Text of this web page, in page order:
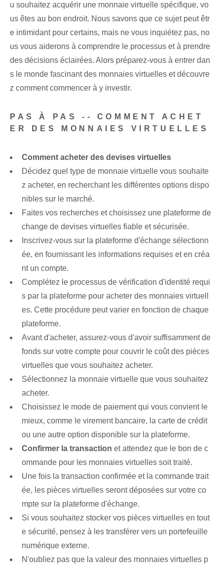
u souhaitez acquérir une monnaie virtuelle spécifique, vo
us êtes au bon endroit. Nous savons que ce sujet peut êtr
e intimidant pour certains, mais ne vous inquiétez pas, no
us vous aiderons à comprendre le processus et à prendre
des décisions éclairées. Alors préparez-vous à entrer dan
s le monde fascinant des monnaies virtuelles et découvre
z comment commencer à y investir.
PAS À PAS -- COMMENT ACHET
ER DES MONNAIES VIRTUELLES
Comment acheter des devises virtuelles
Décidez quel type de monnaie virtuelle vous souhaite
z acheter, en recherchant les différentes options dispo
nibles sur le marché.
Faites vos recherches et choisissez une plateforme de
change de devises virtuelles fiable et sécurisée.
Inscrivez-vous sur la plateforme d'échange sélectionn
ée, en fournissant les informations requises et en créa
nt un compte.
Complétez le processus de vérification d'identité requi
s par la plateforme pour acheter des monnaies virtuell
es. Cette procédure peut varier en fonction de chaque
plateforme.
Avant d'acheter, assurez-vous d'avoir suffisamment de
fonds sur votre compte pour couvrir le coût des pièces
virtuelles que vous souhaitez acheter.
Sélectionnez la monnaie virtuelle que vous souhaitez
acheter.
Choisissez le mode de paiement qui vous convient le
mieux, comme le virement bancaire, la carte de crédit
ou une autre option disponible sur la plateforme.
Confirmer la transaction et attendez que le bon de c
ommande pour les monnaies virtuelles soit traité.
Une fois la transaction confirmée et la commande trait
ée, les pièces virtuelles seront déposées sur votre co
mpte sur la plateforme d'échange.
Si vous souhaitez stocker vos pièces virtuelles en tout
e sécurité, pensez à les transférer vers un portefeuille
numérique externe.
N'oubliez pas que la valeur des monnaies virtuelles p